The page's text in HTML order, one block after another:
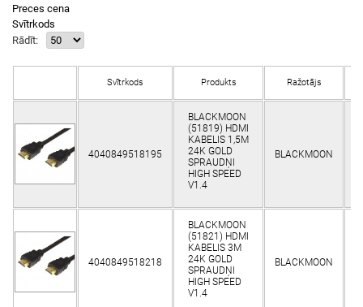
Preces cena
Svītrkods
Rādīt:
Svītrkods Produkts Ražotājs
4040849518195
BLACKMOON
(51819) HDMI
KABELIS 1,5M
24K GOLD
SPRAUDŅI
HIGH SPEED
V1.4
BLACKMOON
4040849518218
BLACKMOON
(51821) HDMI
KABELIS 3M
24K GOLD
SPRAUDŅI
HIGH SPEED
V1.4
BLACKMOON